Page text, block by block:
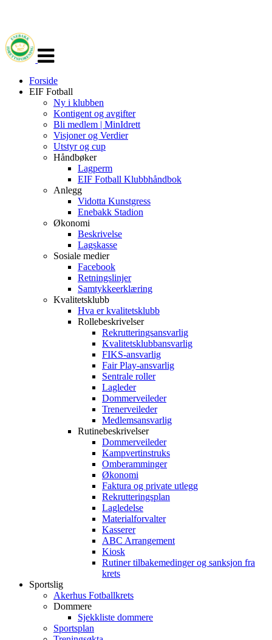
navigasjon
Forside
EIF Fotball
Ny i klubben
Kontigent og avgifter
Bli medlem | MinIdrett
Visjoner og Verdier
Utstyr og cup
Håndbøker
Lagperm
EIF Fotball Klubbhåndbok
Anlegg
Vidotta Kunstgress
Enebakk Stadion
Økonomi
Beskrivelse
Lagskasse
Sosiale medier
Facebook
Retningslinjer
Samtykkeerklæring
Kvalitetsklubb
Hva er kvalitetsklubb
Rollebeskrivelser
Rekrutteringsansvarlig
Kvalitetsklubbansvarlig
FIKS-ansvarlig
Fair Play-ansvarlig
Sentrale roller
Lagleder
Dommerveileder
Trenerveileder
Medlemsansvarlig
Rutinebeskrivelser
Dommerveileder
Kampvertinstruks
Omberamminger
Økonomi
Faktura og private utlegg
Rekrutteringsplan
Lagledelse
Materialforvalter
Kasserer
ABC Arrangement
Kiosk
Rutiner tilbakemedinger og sanksjon fra
krets
Sportslig
Akerhus Fotballkrets
Dommere
Sjekkliste dommere
Sportsplan